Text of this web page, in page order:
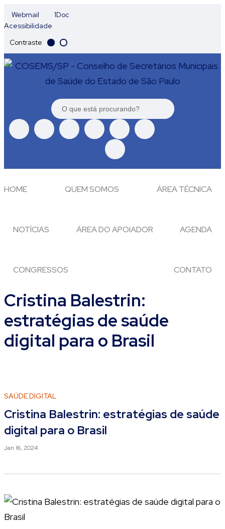
Webmail
1Doc
Acessibilidade
Contraste
HOME QUEM SOMOS ÁREA TÉCNICA
NOTÍCIAS ÁREA DO APOIADOR AGENDA
CONGRESSOS CONTATO
Cristina Balestrin:
estratégias de saúde
digital para o Brasil
SAÚDE DIGITAL
Cristina Balestrin: estratégias de saúde
digital para o Brasil
Jan 16, 2024